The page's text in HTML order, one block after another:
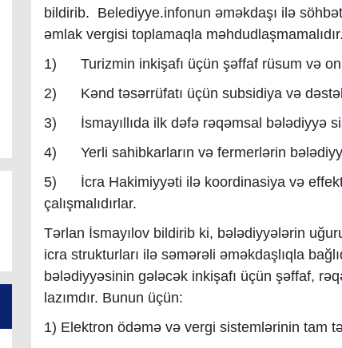
bildirib. Belediyye.infonun əməkdaşı ilə
əmlak vergisi toplamaqla
1)
Turizmin inkişafı üçün şəffaf rüsum və
2)
Kənd təsərrüfatı üçün subsidiya və
3)
İsmayıllıda ilk dəfə rəqəmsal bələdiyyə
4)
Yerli sahibkarların və fermerlərin
5)
İcra Hakimiyyəti ilə koordinasiya və
çalışmalıdırlar.
Tərlan İsmayılov bildirib ki, bələdiyyələrin
icra strukturları ilə səmərəli əməkdaşlıqla
bələdiyyəsinin gələcək inkişafı üçün şəffaf,
lazımdır. Bunun üçün:
1) Elektron ödəmə və vergi sistemlərinin tam